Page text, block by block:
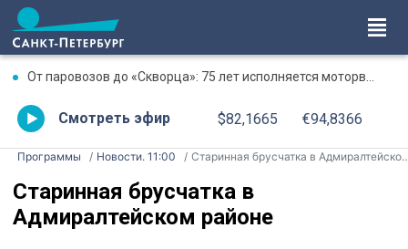
От паровозов до «Скворца»: 75 лет исполняется моторвагонному депо Санкт-Петербург-Финляндский
Смотреть эфир $82,1665 €94,8366
Программы Новости. 11:00 Старинная брусчатка в Адмиралтейском районе
Старинная брусчатка в
Адмиралтейском районе